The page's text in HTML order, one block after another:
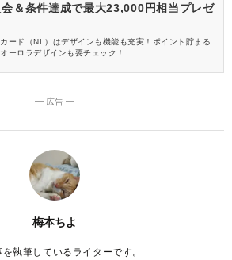
会＆条件達成で最大23,000円相当プレゼ
ード（NL）はデザインも機能も充実！ポイント貯まる
ーロラデザインも要チェック！
― 広告 ―
梅本ちよ
執筆しているライターです。